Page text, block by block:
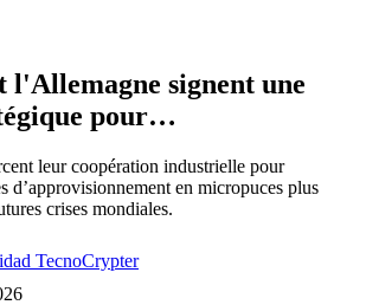
l'Allemagne signent une
pour…
leur coopération industrielle pour
d’approvisionnement en micropuces plus
crises mondiales.
TecnoCrypter